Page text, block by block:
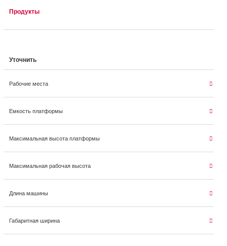
Продукты
Уточнить
Рабочие места
Емкость платформы
Максимальная высота платформы
Максимальная рабочая высота
Длина машины
Габаритная ширина